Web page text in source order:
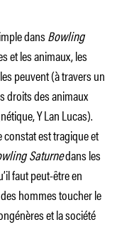
dansBowling
et les animaux, les
peuvent (à travers un
droits des animaux
Y Lan Lucas).
est tragique et
Saturnedans les
faut peut-être en
hommes toucher le
et la société